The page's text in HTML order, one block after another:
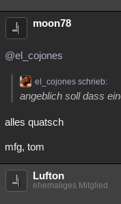
moon78
@el_cojones
el_cojones schrieb:
angeblich soll dass
alles quatsch
mfg, tom
Lufton
ehemaliges Mitglied